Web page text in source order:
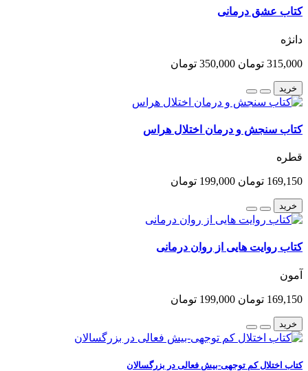
کتاب عشق درمانی
دانژه
315,000 تومان 350,000 تومان
خرید
کتاب سنجش و درمان اختلال هراس
قطره
169,150 تومان 199,000 تومان
خرید
کتاب روایت هایی از روان درمانی
آمون
169,150 تومان 199,000 تومان
خرید
کتاب اختلال کم توجهی-بیش فعالی در بزرگسالان